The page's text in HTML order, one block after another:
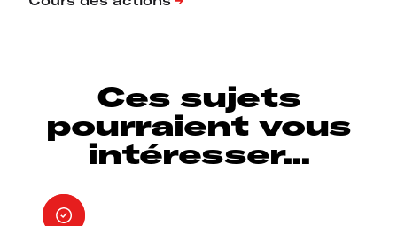
Ces sujets
pourraient vous
intéresser...